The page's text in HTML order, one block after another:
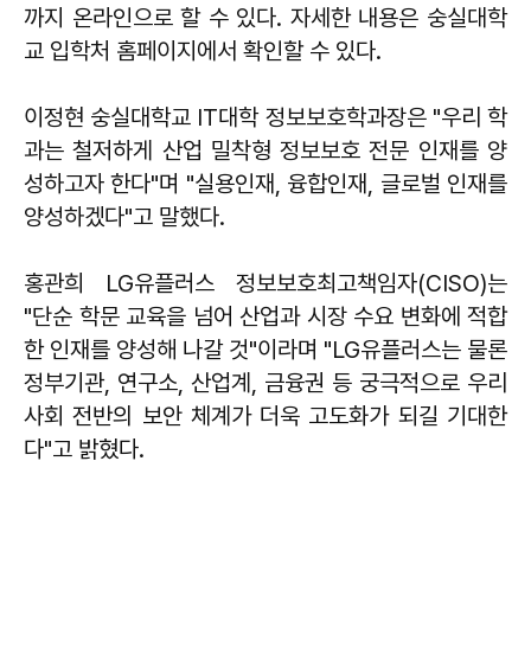
까지 온라인으로 할 수 있다. 자세한 내용은 숭실대학
교 입학처 홈페이지에서 확인할 수 있다.
이정현 숭실대학교 IT대학 정보보호학과장은 "우리 학
과는 철저하게 산업 밀착형 정보보호 전문 인재를 양
성하고자 한다"며 "실용인재, 융합인재, 글로벌 인재를
양성하겠다"고 말했다.
홍관희 LG유플러스 정보보호최고책임자(CISO)는
"단순 학문 교육을 넘어 산업과 시장 수요 변화에 적합
한 인재를 양성해 나갈 것"이라며 "LG유플러스는 물론
정부기관, 연구소, 산업계, 금융권 등 궁극적으로 우리
사회 전반의 보안 체계가 더욱 고도화가 되길 기대한
다"고 밝혔다.